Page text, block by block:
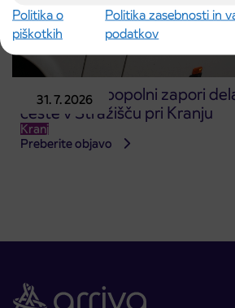
Politika o
piškotkih
Politika zasebnosti in
podatkov
31. 7. 2026
Obvestilo o popolni zapori
ceste v Stražišču pri Kranju
Kranj
Preberite objavo